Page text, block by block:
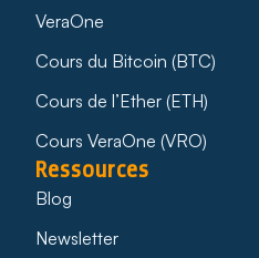
VeraOne
Cours du Bitcoin (BTC)
Cours de l’Ether (ETH)
Cours VeraOne (VRO)
Ressources
Blog
Newsletter